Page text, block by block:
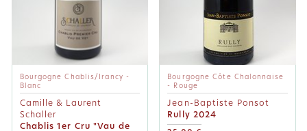
Bourgogne Chablis/Irancy -
Blanc
Camille & Laurent
Schaller
Chablis 1er Cru "Vau de
Bourgogne Côte Chalonnaise
- Rouge
Jean-Baptiste Ponsot
Rully 2024